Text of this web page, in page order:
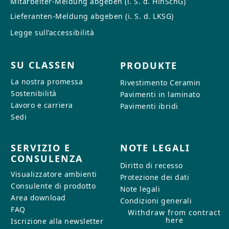
CONTATTI
Avete domande o desiderate una
disposizione: rapido, cordiale e
competente. Scriveteci,
chiamateci o utilizzate il nostro
modulo di contatto.
Per richiedere informazioni
Lieferanten-Meldung abgeben (i. S. d. LKSG)
Legge sull’accessibilità
SU CLASSEN
La nostra promessa
Sostenibilità
Lavoro e carriera
Sedi
PRODUKTE
Rivestimento Ceramin
Pavimenti in laminato
Pavimenti ibridi
SERVIZIO E
CONSULENZA
Visualizzatore ambienti
Consulente di prodotto
Area download
FAQ
Iscrizione alla newsletter
NOTE LEGALI
Diritto di recesso
Protezione dei dati
Note legali
Condizioni generali
Withdraw from contract
here